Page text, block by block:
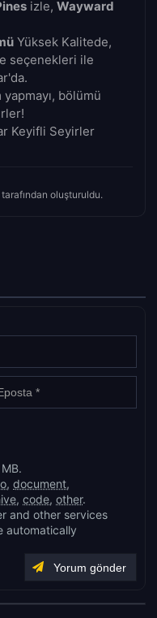
izle, Wayward
Yüksek Kalitede,
seçenekleri ile
bölümü
Keyifli Seyirler
tarafından oluşturuldu.
, document,
, code, other.
and other services
automatically